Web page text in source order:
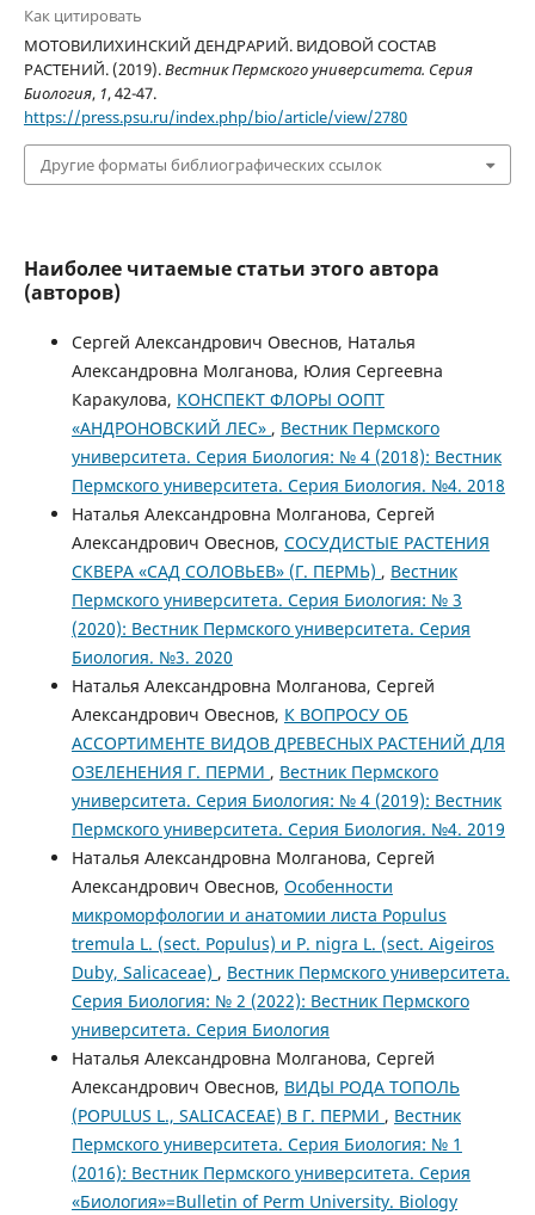
Как цитировать
МОТОВИЛИХИНСКИЙ ДЕНДРАРИЙ. ВИДОВОЙ СОСТАВ
РАСТЕНИЙ. (2019).Вестник Пермского университета. Серия
Биология, 1, 42-47.
https://press.psu.ru/index.php/bio/article/view/2780
Другие форматы библиографических ссылок
Наиболее читаемые статьи этого автора
(авторов)
Сергей Александрович Овеснов, Наталья
Александровна Молганова, Юлия Сергеевна
Каракулова, КОНСПЕКТ ФЛОРЫ ООПТ
«АНДРОНОВСКИЙ ЛЕС» , Вестник Пермского
университета. Серия Биология: № 4 (2018): Вестник
Пермского университета. Серия Биология. №4. 2018
Наталья Александровна Молганова, Сергей
Александрович Овеснов, СОСУДИСТЫЕ РАСТЕНИЯ
СКВЕРА «САД СОЛОВЬЕВ» (Г. ПЕРМЬ) , Вестник
Пермского университета. Серия Биология: № 3
(2020): Вестник Пермского университета. Серия
Биология. №3. 2020
Наталья Александровна Молганова, Сергей
Александрович Овеснов, К ВОПРОСУ ОБ
АССОРТИМЕНТЕ ВИДОВ ДРЕВЕСНЫХ РАСТЕНИЙ ДЛЯ
ОЗЕЛЕНЕНИЯ Г. ПЕРМИ , Вестник Пермского
университета. Серия Биология: № 4 (2019): Вестник
Пермского университета. Серия Биология. №4. 2019
Наталья Александровна Молганова, Сергей
Александрович Овеснов, Особенности
микроморфологии и анатомии листа Populus
tremula L. (sect. Populus) и P. nigra L. (sect. Aigeiros
Duby, Salicaceae) , Вестник Пермского университета.
Серия Биология: № 2 (2022): Вестник Пермского
университета. Серия Биология
Наталья Александровна Молганова, Сергей
Александрович Овеснов, ВИДЫ РОДА ТОПОЛЬ
(POPULUS L., SALICACEAE) В Г. ПЕРМИ , Вестник
Пермского университета. Серия Биология: № 1
(2016): Вестник Пермского университета. Серия
«Биология»=Bulletin of Perm University. Biology